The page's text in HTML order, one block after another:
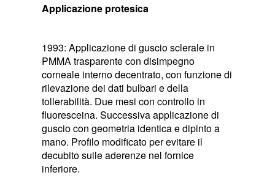
Applicazione protesica
1993: Applicazione di guscio sclerale in
PMMA trasparente con disimpegno
corneale interno decentrato, con funzione di
rilevazione dei dati bulbari e della
tollerabilità. Due mesi con controllo in
fluoresceina. Successiva applicazione di
guscio con geometria identica e dipinto a
mano. Profilo modificato per evitare il
decubito sulle aderenze nel fornice
inferiore.